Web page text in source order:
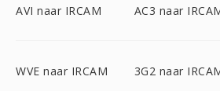
AVI naar IRCAM AC3 naar
WVE naar IRCAM 3G2 naar